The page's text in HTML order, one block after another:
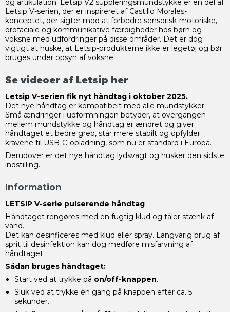
og artikulation. Letsip V2 suppleringsmundstykke er en del af
Letsip V-serien, der er inspireret af Castillo Morales-
konceptet, der sigter mod at forbedre sensorisk-motoriske,
orofaciale og kommunikative færdigheder hos børn og
voksne med udfordringer på disse områder. Det er dog
vigtigt at huske, at Letsip-produkterne ikke er legetøj og bør
bruges under opsyn af voksne.
Se videoer af Letsip her
Letsip V-serien fik nyt håndtag i oktober 2025.
Det nye håndtag er kompatibelt med alle mundstykker.
Små ændringer i udformningen betyder, at overgangen
mellem mundstykke og håndtag er ændret og giver
håndtaget et bedre greb, står mere stabilt og opfylder
kravene til USB-C-opladning, som nu er standard i Europa.
Derudover er det nye håndtag lydsvagt og husker den sidste
indstilling.
Information
LETSIP V-serie pulserende håndtag
Håndtaget rengøres med en fugtig klud og tåler stænk af
vand.
Det kan desinficeres med klud eller spray. Langvarig brug af
sprit til desinfektion kan dog medføre misfarvning af
håndtaget.
Sådan bruges håndtaget:
Start ved at trykke på on/off-knappen.
Sluk ved at trykke én gang på knappen efter ca. 5
sekunder.